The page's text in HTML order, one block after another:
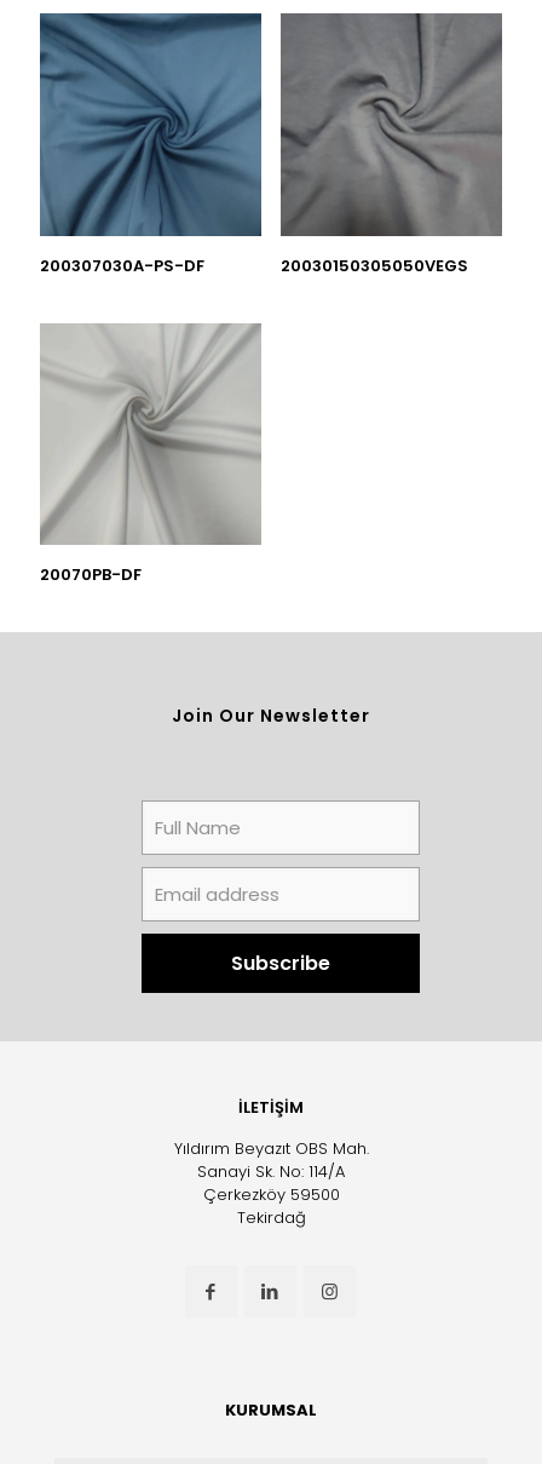
200307030A-PS-DF 20030150305050VEGS
20070PB-DF
Join Our Newsletter
İLETİŞİM
Yıldırım Beyazıt OBS Mah.
Sanayi Sk. No: 114/A
Çerkezköy 59500
Tekirdağ
KURUMSAL